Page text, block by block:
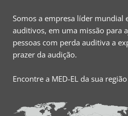
Somos a empresa líder mundial
auditivos, em uma missão para
pessoas com perda auditiva a
prazer da audição.
Encontre a MED-EL da sua região